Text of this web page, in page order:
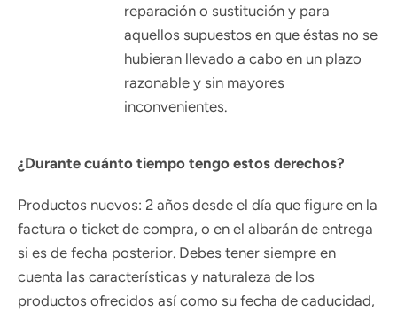
reparación o sustitución y para
aquellos supuestos en que éstas no se
hubieran llevado a cabo en un plazo
razonable y sin mayores
inconvenientes.
¿Durante cuánto tiempo tengo estos derechos?
Productos nuevos: 2 años desde el día que figure en la
factura o ticket de compra, o en el albarán de entrega
si es de fecha posterior. Debes tener siempre en
cuenta las características y naturaleza de los
productos ofrecidos así como su fecha de caducidad,